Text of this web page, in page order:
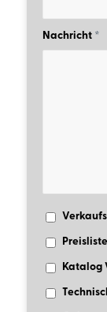
Nachricht *
Preisliste
Katalog